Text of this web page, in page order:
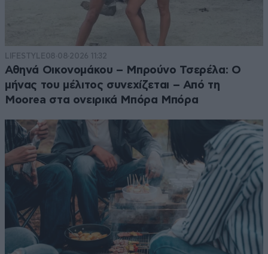
LIFESTYLE08·08·2026 11:32
Αθηνά Οικονομάκου – Μπρούνο Τσερέλα: Ο
μήνας του μέλιτος συνεχίζεται – Από τη
Moorea στα ονειρικά Μπόρα Μπόρα